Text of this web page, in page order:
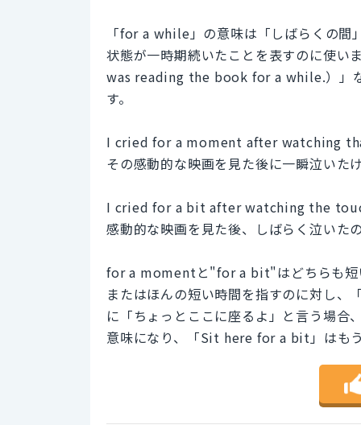
「for a while」の意味は「しばらくの間
状態が一時期続いたことを表すのに使い
was reading the book for a while.）」
す。
I cried for a moment after watching
その感動的な映画を見た後に一瞬泣いた
I cried for a bit after watching the
感動的な映画を見た後、しばらく泣いた
for a momentと"for a bit"はどちらも短
またはほんの短い時間を指すのに対し
に「ちょっとここに座るよ」と言う場
意味になり、「Sit here for a bit」はも